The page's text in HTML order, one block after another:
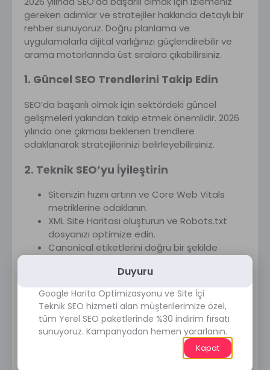
gereken adımlar ve stratejiler hakkında detaylı bir
rehber sunuyoruz. Doğru planlama ve
uygulamalarla dijital varlığınızı güçlendirebilir ve
arama motorlarında üst sıralara çıkabilirsiniz.
1. Güncel SEO Trendlerini Takip Edin
SEO’da başarılı olmak için sektördeki güncel
gelişmeleri yakından takip etmek önemlidir. 2026
yılında öne çıkması beklenen trendlere
odaklanarak stratejilerinizi belirleyebilirsiniz.
2. Teknik SEO’yu İyileştirin
Sitenizin hızını artırın ve Core Web Vitals
metriklerine odaklanın.
XML Site Haritası oluşturun ve Robots.txt
dosyanızı optimize edin.
Canonical etiketlerini doğru bir şekilde
404 hatalarını düzeltin ve mobil SEO’ya özen
gösterin.
3. İçerik Stratejinizi Güçlendirin
SEO uyumlu içerikler oluşturun ve hedef
Duyuru
Google Harita Optimizasyonu ve Site İçi
Teknik SEO hizmeti alan müşterilerimize özel,
tüm Yerel SEO paketlerinde %30 indirim fırsatı
sunuyoruz. Kampanyadan hemen yararlanın.
Kapat